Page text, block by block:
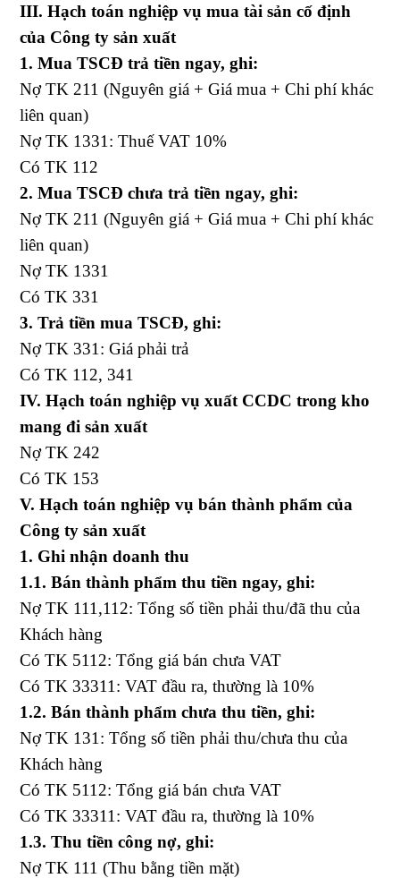
III. Hạch toán nghiệp vụ mua tài sản cố định
của Công ty sản xuất
1. Mua TSCĐ trả tiền ngay, ghi:
Nợ TK 211 (Nguyên giá + Giá mua + Chi phí khác
liên quan)
Nợ TK 1331: Thuế VAT 10%
Có TK 112
2. Mua TSCĐ chưa trả tiền ngay, ghi:
Nợ TK 211 (Nguyên giá + Giá mua + Chi phí khác
liên quan)
Nợ TK 1331
Có TK 331
3. Trả tiền mua TSCĐ, ghi:
Nợ TK 331: Giá phải trả
Có TK 112, 341
IV. Hạch toán nghiệp vụ xuất CCDC trong kho
mang đi sản xuất
Nợ TK 242
Có TK 153
V. Hạch toán nghiệp vụ bán thành phẩm của
Công ty sản xuất
1. Ghi nhận doanh thu
1.1. Bán thành phẩm thu tiền ngay, ghi:
Nợ TK 111,112: Tổng số tiền phải thu/đã thu của
Khách hàng
Có TK 5112: Tổng giá bán chưa VAT
Có TK 33311: VAT đầu ra, thường là 10%
1.2. Bán thành phẩm chưa thu tiền, ghi:
Nợ TK 131: Tổng số tiền phải thu/chưa thu của
Khách hàng
Có TK 5112: Tổng giá bán chưa VAT
Có TK 33311: VAT đầu ra, thường là 10%
1.3. Thu tiền công nợ, ghi:
Nợ TK 111 (Thu bằng tiền mặt)